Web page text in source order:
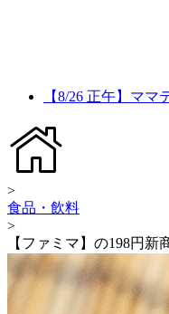
【8/26 正午】マ
>
食品・飲料
>
【ファミマ】の198円